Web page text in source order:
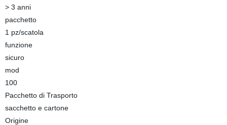
> 3 anni
pacchetto
1 pz/scatola
funzione
sicuro
mod
100
Pacchetto di Trasporto
sacchetto e cartone
Origine